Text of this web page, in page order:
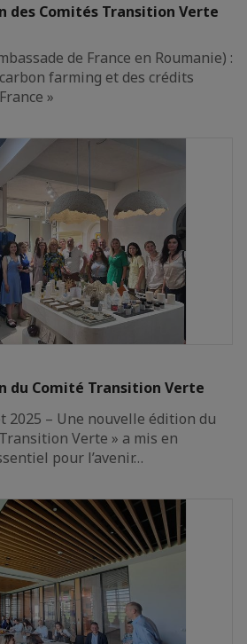
des Comités Transition Verte
de France en Roumanie) :
farming et des crédits
»
du Comité Transition Verte
2025 – Une nouvelle édition du
Verte » a mis en
pour l’avenir…